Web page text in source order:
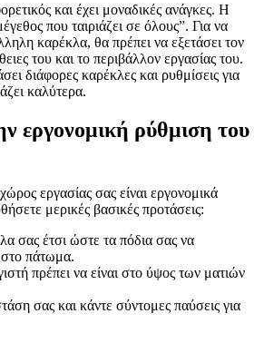
και έχει μοναδικές ανάγκες. Η
που ταιριάζει σε όλους”. Για να
καρέκλα, θα πρέπει να εξετάσει τον
του και το περιβάλλον εργασίας του.
διάφορες καρέκλες και ρυθμίσεις για
καλύτερα.
εργονομική ρύθμιση του
εργασίας σας είναι εργονομικά
μερικές βασικές προτάσεις:
σας έτσι ώστε τα πόδια σας να
πάτωμα.
πρέπει να είναι στο ύψος των ματιών
σας και κάντε σύντομες παύσεις για